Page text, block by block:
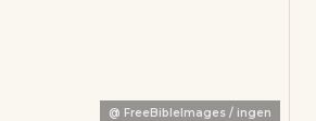
@ FreeBibleImages / ingen